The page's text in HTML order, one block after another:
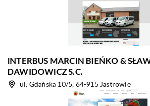
INTERBUS MARCIN BIEŃKO &
DAWIDOWICZ S.C.
ul. Gdańska 10/5, 64-915 Jastrowie